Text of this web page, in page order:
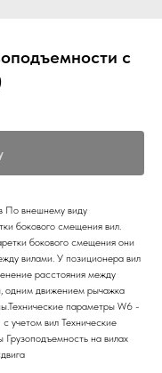
с
По внешнему виду
бокового смещения вил.
бокового смещения они
вилами. У позиционера вил
расстояния между
одним движением рычажка
параметры W6 -
учетом вил Технические
на вилах